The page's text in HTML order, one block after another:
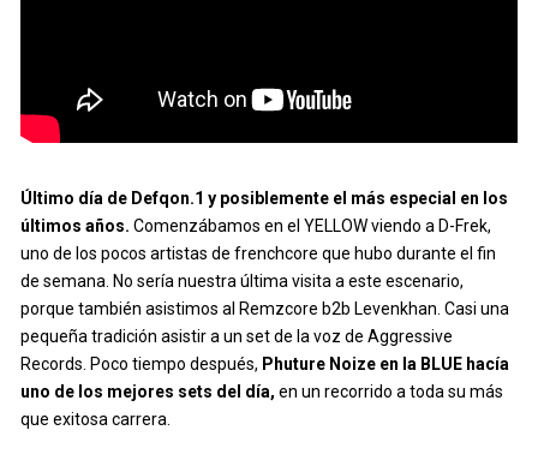
Último día de Defqon.1 y posiblemente el más especial en los
últimos años. Comenzábamos en el YELLOW viendo a D-Frek,
uno de los pocos artistas de frenchcore que hubo durante el fin
de semana. No sería nuestra última visita a este escenario,
porque también asistimos al Remzcore b2b Levenkhan. Casi una
pequeña tradición asistir a un set de la voz de Aggressive
Records. Poco tiempo después, Phuture Noize en la BLUE hacía
uno de los mejores sets del día, en un recorrido a toda su más
que exitosa carrera.